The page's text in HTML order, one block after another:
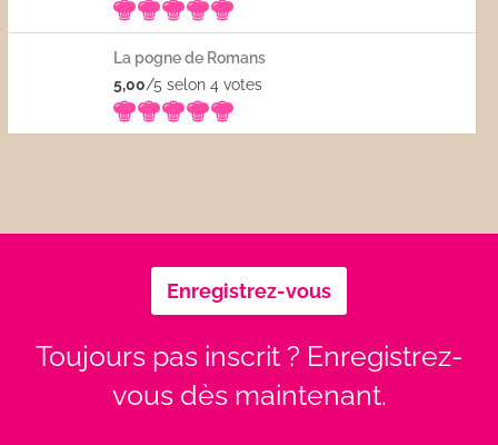
La pogne de Romans
5,00/5 selon 4votes
Enregistrez-vous
Toujours pas inscrit ? Enregistrez-
vous dès maintenant.